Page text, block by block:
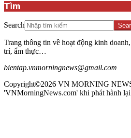
Tìm
Search
Trang thông tin về hoạt động kinh
trí, ẩm thực…
bientap.vnmorningnews@gmail.com
Copyright©2026 VN MORNING
'VNMorningNews.com' khi phát hành